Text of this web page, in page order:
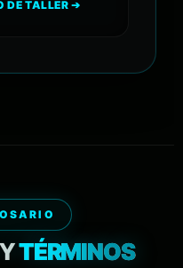
DE TALLER ➔
TÉRMINOS